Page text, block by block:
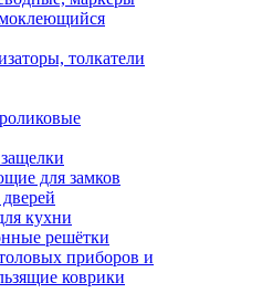
толкатели
для замков
кухни
решётки
приборов и
коврики